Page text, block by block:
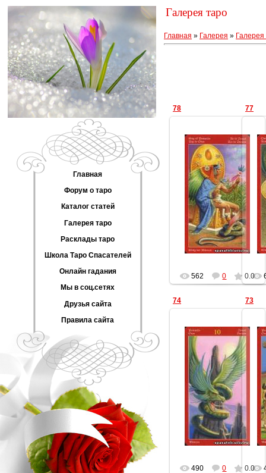
Главная
Форум о таро
Каталог статей
Галерея таро
Расклады таро
Школа Таро Спасателей
Онлайн гадания
Мы в соц.сетях
Друзья сайта
Правила сайта
Галерея таро
Главная » Галерея »
78
16.12.2012
Геката
562 0 0.0
77
74
16.12.2012
Геката
490 0 0.0
73